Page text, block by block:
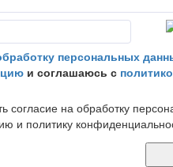
персональных
и соглашаюсь с
согласие на обработку
и политику